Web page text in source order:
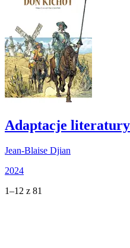
Adaptacje
Jean-Blaise Djian
2024
1–12 z 81